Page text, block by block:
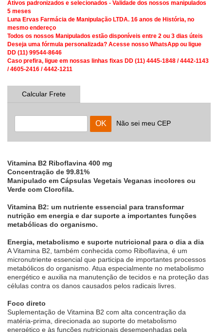
Ativos padronizados e selecionados - Validade dos nossos manipulados
5 meses
Luna Ervas Farmácia de Manipulação LTDA. 16 anos de História, no
mesmo endereço
Todos os nossos Manipulados estão disponíveis entre 2 ou 3 dias úteis
Deseja uma fórmula personalizada? Acesse nosso WhatsApp ou ligue
DD (11) 99544-8646
Caso prefira, ligue em nossas linhas fixas DD (11) 4445-1848 / 4442-1143
/ 4605-2416 / 4442-1211
Calcular Frete
Não sei meu CEP
Vitamina B2 Riboflavina 400 mg
Concentração de 99.81%
Manipulado em Cápsulas Vegetais Veganas incolores ou
Verde com Clorofila.
Vitamina B2: um nutriente essencial para transformar
nutrição em energia e dar suporte a importantes funções
metabólicas do organismo.
Energia, metabolismo e suporte nutricional para o dia a dia
A Vitamina B2, também conhecida como Riboflavina, é um
micronutriente essencial que participa de importantes processos
metabólicos do organismo. Atua especialmente no metabolismo
energético e auxilia na manutenção de tecidos e na proteção das
células contra os danos causados pelos radicais livres.
Foco direto
Suplementação de Vitamina B2 com alta concentração da
matéria-prima, direcionada ao suporte do metabolismo
energético e às funções nutricionais desempenhadas pela